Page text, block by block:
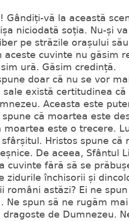
Gândiți-vă la această
niciodată soția. Nu-și
pe străzile orașului
aceste cuvinte nu găsim
ură. Găsim credință.
doar că nu se vor
sale există certitudinea
Aceasta este
că moartea este
moartea este o trecere.
Hristos spune că
De aceea, Sfântul
cuvinte fără să se
zidurile închisorii și
români astăzi? Ei ne
Ne spun să ne rugăm
de Dumnezeu.